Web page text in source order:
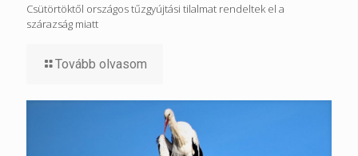
Csütörtöktől országos tűzgyújtási tilalmat rendeltek el a
szárazság miatt
Tovább olvasom